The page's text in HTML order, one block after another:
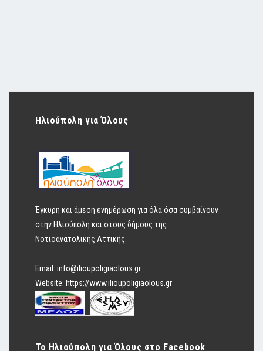
Ηλιούπολη για Όλους
Έγκυρη και άμεση ενημέρωση για όλα όσα συμβαίνουν
στην Ηλιούπολη και στους δήμους της
Νοτιοανατολικής Αττικής.
Email: info@ilioupoligiaolous.gr
Website: https://www.ilioupoligiaolous.gr
Το Ηλιούπολη για Όλους στο Facebook